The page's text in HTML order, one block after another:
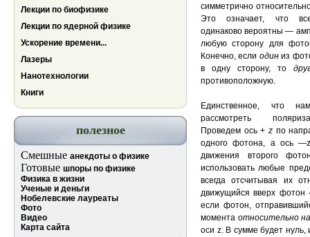
Лекции по биофизике
Лекции по ядерной физике
Ускорение времени...
Лазеры
Нанотехнологии
Книги
полезное
Смешные анекдоты о физике
Готовые шпоры по физике
Физика в жизни
Ученые и деньги
Нобелевские лауреаты
Фото
Видео
Карта сайта
симметрично
Это означает, что
одинаково вероятны —
любую сторону для
Конечно, если одиниз
в одну сторону, то
противоположную.
Единственное, что
рассмотреть
Проведем ось + z по
одного фотона, а ось
движения второго
использовать любые
всегда отсчитывая их
движущийся вверх фотон
если фотон,
момента относительно
оси z. В сумме будет нуль,